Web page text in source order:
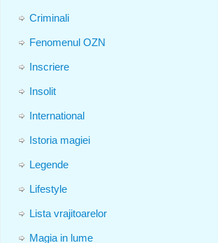
Criminali
Fenomenul OZN
Inscriere
Insolit
International
Istoria magiei
Legende
Lifestyle
Lista vrajitoarelor
Magia in lume